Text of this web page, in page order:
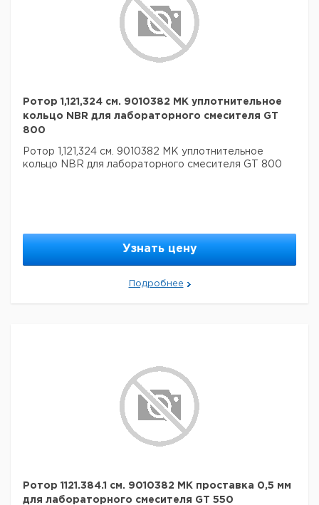
Ротор 1,121,324 см. 9010382 MK уплотнительное
кольцо NBR для лабораторного смесителя GT
800
Ротор 1,121,324 см. 9010382 MK уплотнительное
кольцо NBR для лабораторного смесителя GT 800
Узнать цену
Подробнее
Ротор 1121.384.1 см. 9010382 МК проставка 0,5 мм
для лабораторного смесителя GT 550